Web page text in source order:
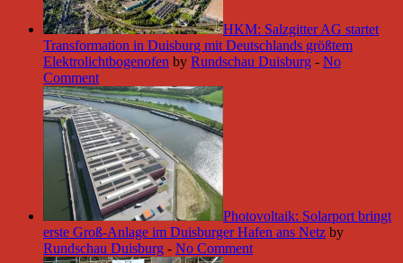
HKM: Salzgitter AG startet
Transformation in Duisburg mit Deutschlands größtem
Elektrolichtbogenofen by Rundschau Duisburg - No
Comment
Photovoltaik: Solarport bringt
erste Groß-Anlage im Duisburger Hafen ans Netz by
Rundschau Duisburg - No Comment